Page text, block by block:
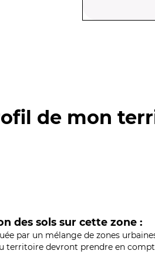
de mon
des sols sur cette zone :
par un mélange de zones
devront prendre en